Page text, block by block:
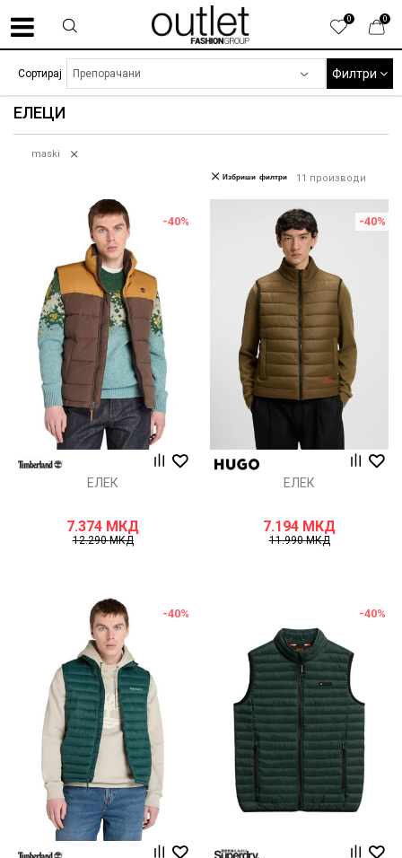
0
0
ЕЛЕЦИ
Сортирај Филтри
maski
11 производи
Избриши филтри
-40%
ЕЛЕК
7.374 МКД
12.290МКД
-40%
ЕЛЕК
7.194 МКД
11.990МКД
-40% -40%